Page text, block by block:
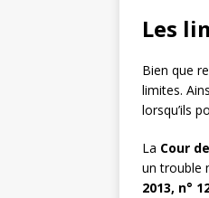
Les
Bien que
limites.
lorsqu’ils
La Cour
un trouble
2013, n°